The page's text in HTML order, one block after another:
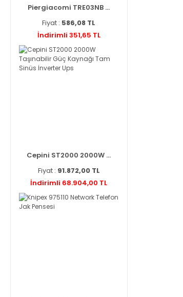
Piergiacomi TRE03NB ...
Fiyat : 586,08 TL
İndirimli 351,65 TL
Cepini ST2000 2000W ...
Fiyat : 91.872,00 TL
İndirimli 68.904,00 TL